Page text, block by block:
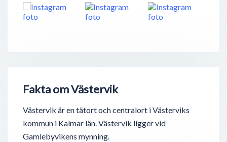
Fakta om Västervik
Västervik är en tätort och centralort i Västerviks
kommun i Kalmar län. Västervik ligger vid
Gamlebyvikens mynning.